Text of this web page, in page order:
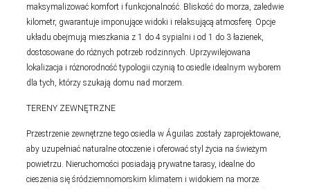
maksymalizować komfort i funkcjonalność. Bliskość do morza, zaledwie
kilometr, gwarantuje imponujące widoki i relaksującą atmosferę. Opcje
układu obejmują mieszkania z 1 do 4 sypialni i od 1 do 3 łazienek,
dostosowane do różnych potrzeb rodzinnych. Uprzywilejowana
lokalizacja i różnorodność typologii czynią to osiedle idealnym wyborem
dla tych, którzy szukają domu nad morzem.
TERENY ZEWNĘTRZNE
Przestrzenie zewnętrzne tego osiedla w Águilas zostały zaprojektowane,
aby uzupełniać naturalne otoczenie i oferować styl życia na świeżym
powietrzu. Nieruchomości posiadają prywatne tarasy, idealne do
cieszenia się śródziemnomorskim klimatem i widokiem na morze.